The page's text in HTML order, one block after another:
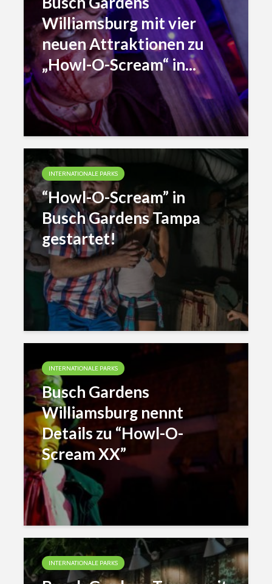
Williamsburg mit vier
neuen Attraktionen zu
„Howl-O-Scream“ in...
INTERNATIONALE PARKS
“Howl-O-Scream” in
Busch Gardens Tampa
gestartet!
INTERNATIONALE PARKS
Busch Gardens
Williamsburg nennt
Details zu “Howl-O-
Scream XX”
INTERNATIONALE PARKS